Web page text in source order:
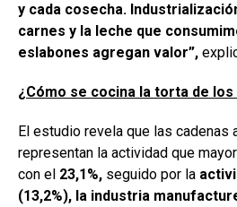
y cada cosecha.
carnes y la leche que
eslabones agregan valor”,
¿Cómo se cocina la torta de
El estudio revela que las cadenas
representan la actividad que
con el 23,1%, seguido por la
(13,2%), la industria